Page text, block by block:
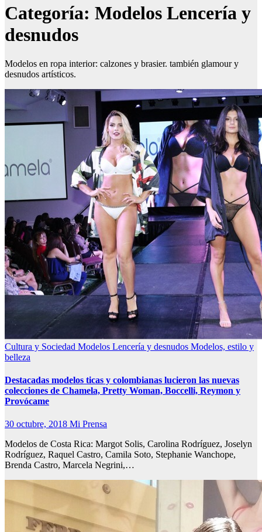
Categoría: Modelos Lencería y
desnudos
Modelos en ropa interior: calzones y brasier. también glamour y
desnudos artísticos.
Cultura y Sociedad Modelos Lencería y desnudos Modelos, estilo y
belleza
Destacadas modelos ticas y colombianas lucieron las nuevas
colecciones de Chamela, Pretty Woman, Boccelli, Reymon y
Provócame
30 octubre, 2018 Mi Prensa
Modelos de Costa Rica: Margot Solis, Carolina Rodríguez, Joselyn
Rodríguez, Raquel Castro, Camila Soto, Stephanie Wanchope,
Brenda Castro, Marcela Negrini,…